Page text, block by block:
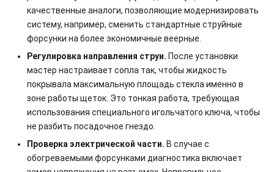
качественные аналоги, позволяющие модернизировать
систему, например, сменить стандартные струйные
форсунки на более экономичные веерные.
Регулировка направления струи. После установки
мастер настраивает сопла так, чтобы жидкость
покрывала максимальную площадь стекла именно в
зоне работы щеток. Это тонкая работа, требующая
использования специального игольчатого ключа, чтобы
не разбить посадочное гнездо.
Проверка электрической части. В случае с
обогреваемыми форсунками диагностика включает